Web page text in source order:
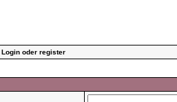
Login oder register